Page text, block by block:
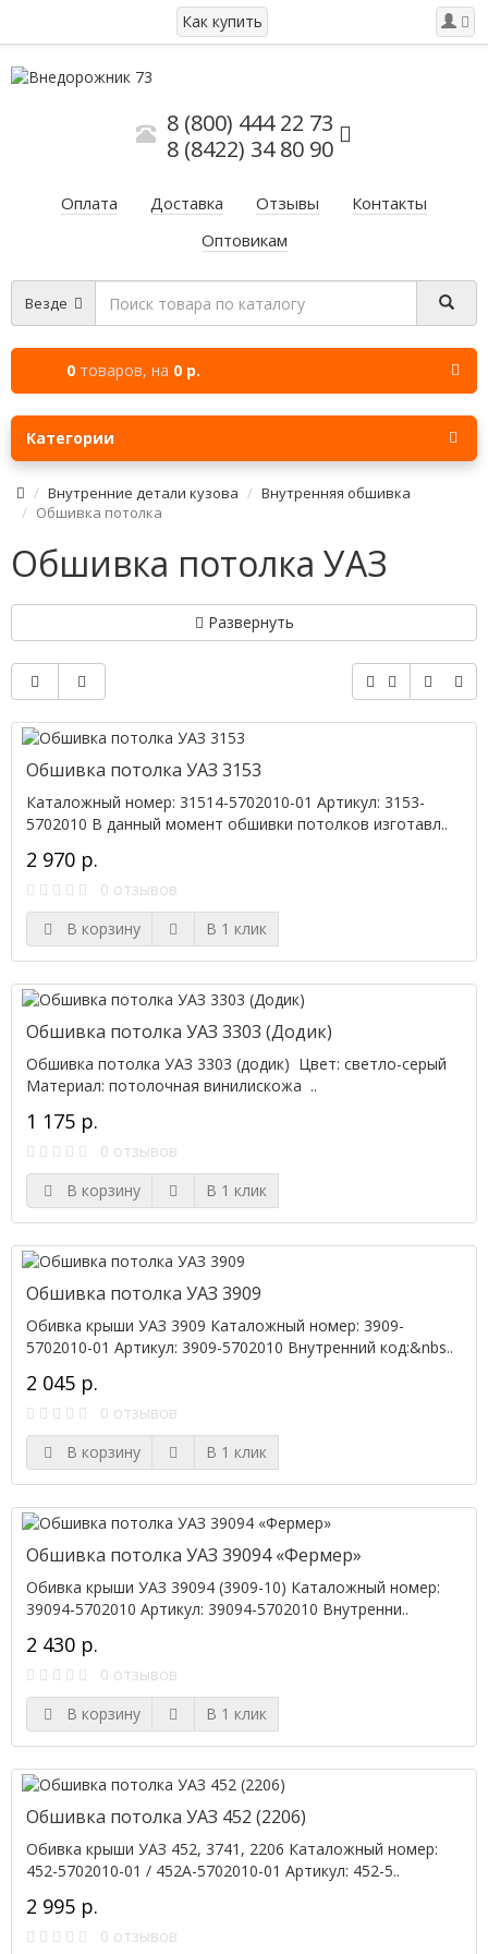
Как купить
8 (800) 444 22 73
8 (8422) 34 80 90
Оплата Доставка Отзывы
Контакты
Оптовикам
Везде
0 товаров, на 0 р.
Категории
Внутренние детали кузова
Внутренняя обшивка
Обшивка потолка
Обшивка потолка УАЗ
Развернуть
Обшивка потолка УАЗ 3153
Каталожный номер: 31514-5702010-01 Артикул: 3153-
5702010 В данный момент обшивки потолков изготавл..
2 970 р.
0 отзывов
В корзину
В 1 клик
Обшивка потолка УАЗ 3303 (Додик)
Обшивка потолка УАЗ 3303 (додик) Цвет: светло-серый
Материал: потолочная винилискожа ..
1 175 р.
0 отзывов
В корзину
В 1 клик
Обшивка потолка УАЗ 3909
Обивка крыши УАЗ 3909 Каталожный номер: 3909-
5702010-01 Артикул: 3909-5702010 Внутренний код:&nbs..
2 045 р.
0 отзывов
В корзину
В 1 клик
Обшивка потолка УАЗ 39094 «Фермер»
Обивка крыши УАЗ 39094 (3909-10) Каталожный номер:
39094-5702010 Артикул: 39094-5702010 Внутренни..
2 430 р.
0 отзывов
В корзину
В 1 клик
Обшивка потолка УАЗ 452 (2206)
Обивка крыши УАЗ 452, 3741, 2206 Каталожный номер:
452-5702010-01 / 452А-5702010-01 Артикул: 452-5..
2 995 р.
0 отзывов